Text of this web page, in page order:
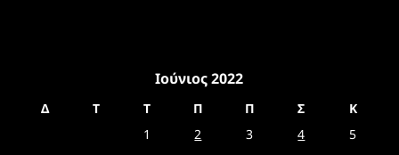
Ιούνιος 2022
Δ Τ Τ Π Π Σ
Κ
1
2 3 4
5